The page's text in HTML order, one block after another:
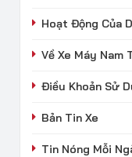
Hoạt Động Của
Về Xe Máy Nam
Điều Khoản Sử
Bản Tin Xe
Tin Nóng Mỗi